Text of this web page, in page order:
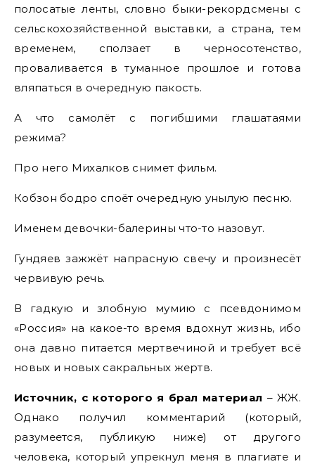
полосатые ленты, словно быки-рекордсмены с
сельскохозяйственной выставки, а страна, тем
временем, сползает в черносотенство,
проваливается в туманное прошлое и готова
вляпаться в очередную пакость.
А что самолёт с погибшими глашатаями
режима?
Про него Михалков снимет фильм.
Кобзон бодро споёт очередную унылую песню.
Именем девочки-балерины что-то назовут.
Гундяев зажжёт напрасную свечу и произнесёт
червивую речь.
В гадкую и злобную мумию с псевдонимом
«Россия» на какое-то время вдохнут жизнь, ибо
она давно питается мертвечиной и требует всё
новых и новых сакральных жертв.
Источник, с которого я брал материал – ЖЖ.
Однако получил комментарий (который,
разумеется, публикую ниже) от другого
человека, который упрекнул меня в плагиате и